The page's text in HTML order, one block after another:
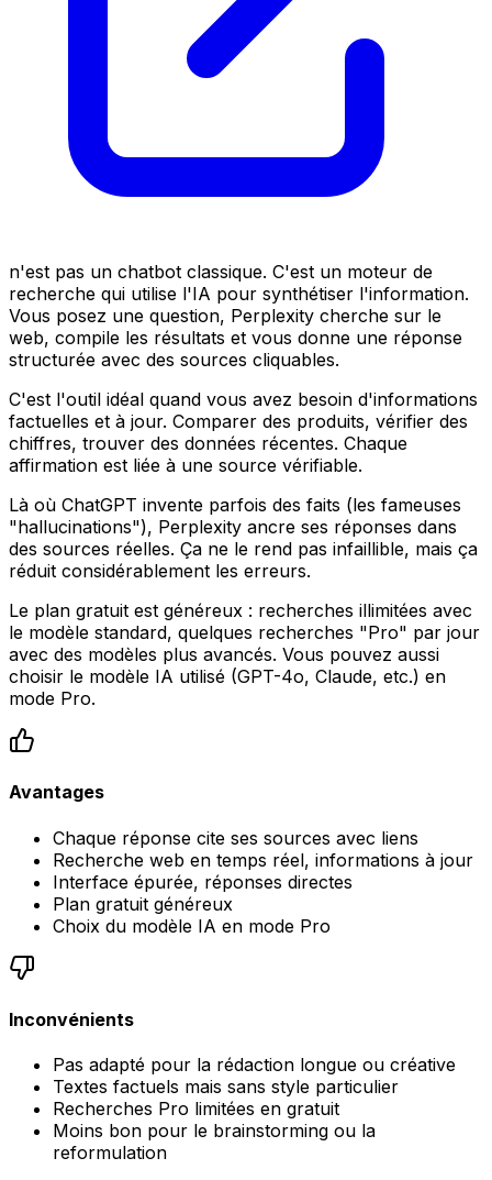
n'est pas un chatbot classique. C'est un moteur de
recherche qui utilise l'IA pour synthétiser l'information.
Vous posez une question, Perplexity cherche sur le
web, compile les résultats et vous donne une réponse
structurée avec des sources cliquables.
C'est l'outil idéal quand vous avez besoin d'informations
factuelles et à jour. Comparer des produits, vérifier des
chiffres, trouver des données récentes. Chaque
affirmation est liée à une source vérifiable.
Là où ChatGPT invente parfois des faits (les fameuses
"hallucinations"), Perplexity ancre ses réponses dans
des sources réelles. Ça ne le rend pas infaillible, mais ça
réduit considérablement les erreurs.
Le plan gratuit est généreux : recherches illimitées avec
le modèle standard, quelques recherches "Pro" par jour
avec des modèles plus avancés. Vous pouvez aussi
choisir le modèle IA utilisé (GPT-4o, Claude, etc.) en
mode Pro.
Avantages
Chaque réponse cite ses sources avec liens
Recherche web en temps réel, informations à jour
Interface épurée, réponses directes
Plan gratuit généreux
Choix du modèle IA en mode Pro
Inconvénients
Pas adapté pour la rédaction longue ou créative
Textes factuels mais sans style particulier
Recherches Pro limitées en gratuit
Moins bon pour le brainstorming ou la
reformulation